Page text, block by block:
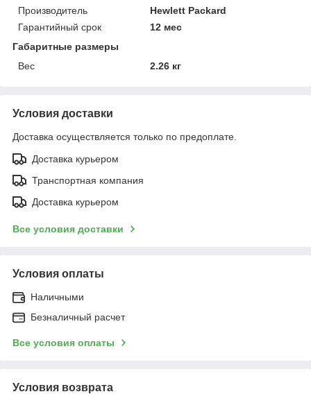
Производитель
Hewlett Packard
Гарантийный срок
12 мес
Габаритные размеры
Вес
2.26 кг
Условия доставки
Доставка осуществляется только по предоплате.
Доставка курьером
Транспортная компания
Доставка курьером
Все условия доставки
Условия оплаты
Наличными
Безналичный расчет
Все условия оплаты
Условия возврата